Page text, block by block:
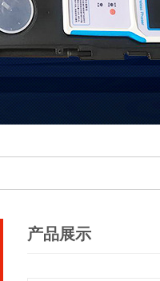
产品展示